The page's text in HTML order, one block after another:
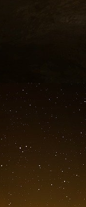
de quelques
libanaise,
de leurs dirigeant.
que la
à la
Ces belles
rodé durant
n’a